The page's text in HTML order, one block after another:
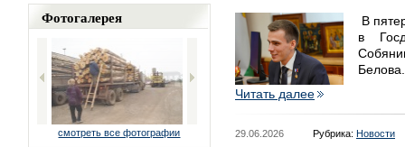
Фотогалерея
смотреть все фотографии
В
в
Белова.
Читать далее
29.06.2026 Рубрика: Новости